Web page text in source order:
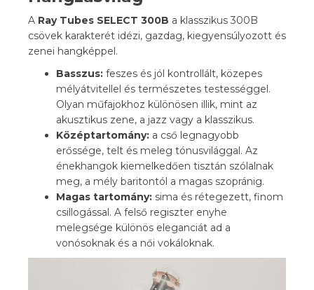
A Ray Tubes SELECT 300B a klasszikus 300B
csövek karakterét idézi, gazdag, kiegyensúlyozott és
zenei hangképpel.
Basszus: feszes és jól kontrollált, közepes
mélyátvitellel és természetes testességgel.
Olyan műfajokhoz különösen illik, mint az
akusztikus zene, a jazz vagy a klasszikus.
Középtartomány: a cső legnagyobb
erőssége, telt és meleg tónusvilággal. Az
énekhangok kiemelkedően tisztán szólalnak
meg, a mély baritontól a magas szopránig.
Magas tartomány: sima és rétegezett, finom
csillogással. A felső regiszter enyhe
melegsége különös eleganciát ad a
vonósoknak és a női vokáloknak.